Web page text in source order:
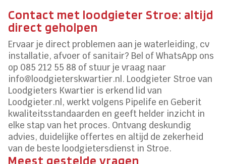
Contact met loodgieter Stroe: altijd
direct geholpen
Ervaar je direct problemen aan je waterleiding, cv
installatie, afvoer of sanitair? Bel of WhatsApp ons
op 085 212 55 88 of stuur je vraag naar
info@loodgieterskwartier.nl. Loodgieter Stroe van
Loodgieters Kwartier is erkend lid van
Loodgieter.nl, werkt volgens Pipelife en Geberit
kwaliteitsstandaarden en geeft helder inzicht in
elke stap van het proces. Ontvang deskundig
advies, duidelijke offertes en altijd de zekerheid
van de beste loodgietersdienst in Stroe.
Meest gestelde vragen